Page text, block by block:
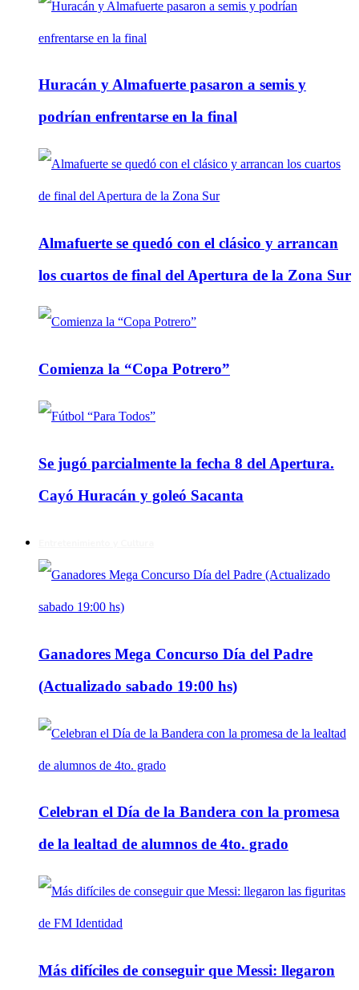
Huracán y Almafuerte pasaron a semis y
podrían enfrentarse en la final
Almafuerte se quedó con el clásico y arrancan
los cuartos de final del Apertura de la Zona Sur
Comienza la “Copa Potrero”
Se jugó parcialmente la fecha 8 del Apertura.
Cayó Huracán y goleó Sacanta
Ganadores Mega Concurso Día del Padre
(Actualizado sabado 19:00 hs)
Celebran el Día de la Bandera con la promesa
de la lealtad de alumnos de 4to. grado
Más difíciles de conseguir que Messi: llegaron